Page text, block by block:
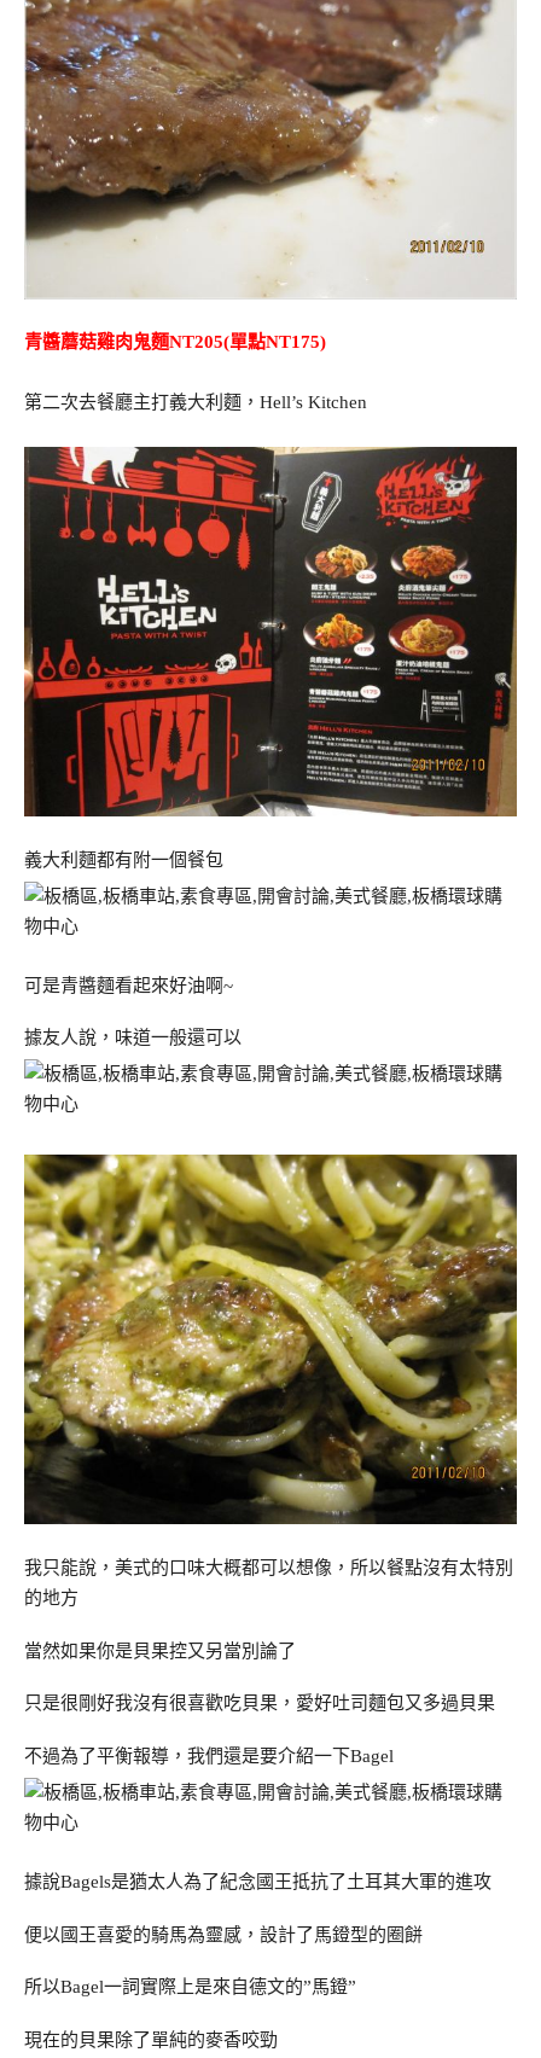
青醬蘑菇雞肉鬼麵NT205(單點NT175)
第二次去餐廳主打義大利麵，Hell’s Kitchen
義大利麵都有附一個餐包
可是青醬麵看起來好油啊~
據友人說，味道一般還可以
我只能說，美式的口味大概都可以想像，所以餐點沒有太特別
的地方
當然如果你是貝果控又另當別論了
只是很剛好我沒有很喜歡吃貝果，愛好吐司麵包又多過貝果
不過為了平衡報導，我們還是要介紹一下Bagel
據說Bagels是猶太人為了紀念國王抵抗了土耳其大軍的進攻
便以國王喜愛的騎馬為靈感，設計了馬鐙型的圈餅
所以Bagel一詞實際上是來自德文的”馬鐙”
現在的貝果除了單純的麥香咬勁